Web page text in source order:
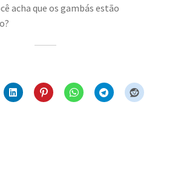
acha que os gambás estão